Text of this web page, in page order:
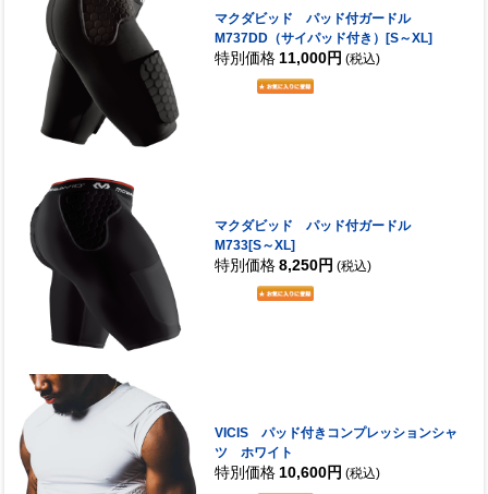
マクダビッド パッド付ガードル
M737DD（サイパッド付き）[S～XL]
特別価格 11,000円 (税込)
マクダビッド パッド付ガードル
M733[S～XL]
特別価格 8,250円 (税込)
VICIS パッド付きコンプレッションシャ
ツ ホワイト
特別価格 10,600円 (税込)